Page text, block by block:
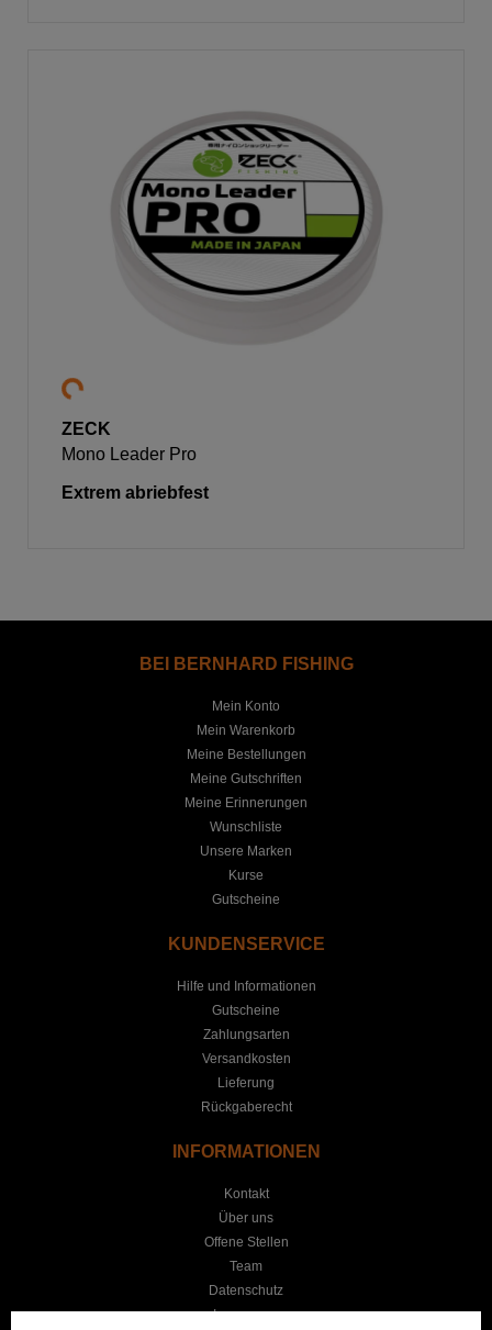
ZECK
Mono Leader Pro
Extrem abriebfest
BEI BERNHARD FISHING
Mein Konto
Mein Warenkorb
Meine Bestellungen
Meine Gutschriften
Meine Erinnerungen
Wunschliste
Unsere Marken
Kurse
Gutscheine
KUNDENSERVICE
Hilfe und Informationen
Gutscheine
Zahlungsarten
Versandkosten
Lieferung
Rückgaberecht
INFORMATIONEN
Kontakt
Über uns
Offene Stellen
Team
Datenschutz
Impressum